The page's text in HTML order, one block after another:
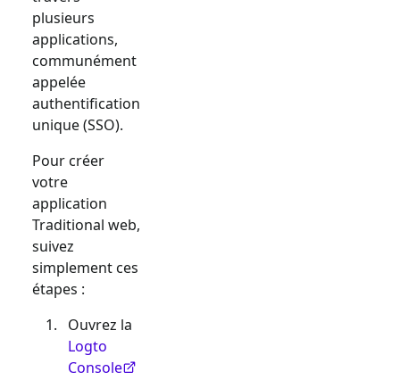
plusieurs
applications,
communément
appelée
authentification
unique (SSO).
Pour créer
votre
application
Traditional web,
suivez
simplement ces
étapes :
Ouvrez la
Logto
Console